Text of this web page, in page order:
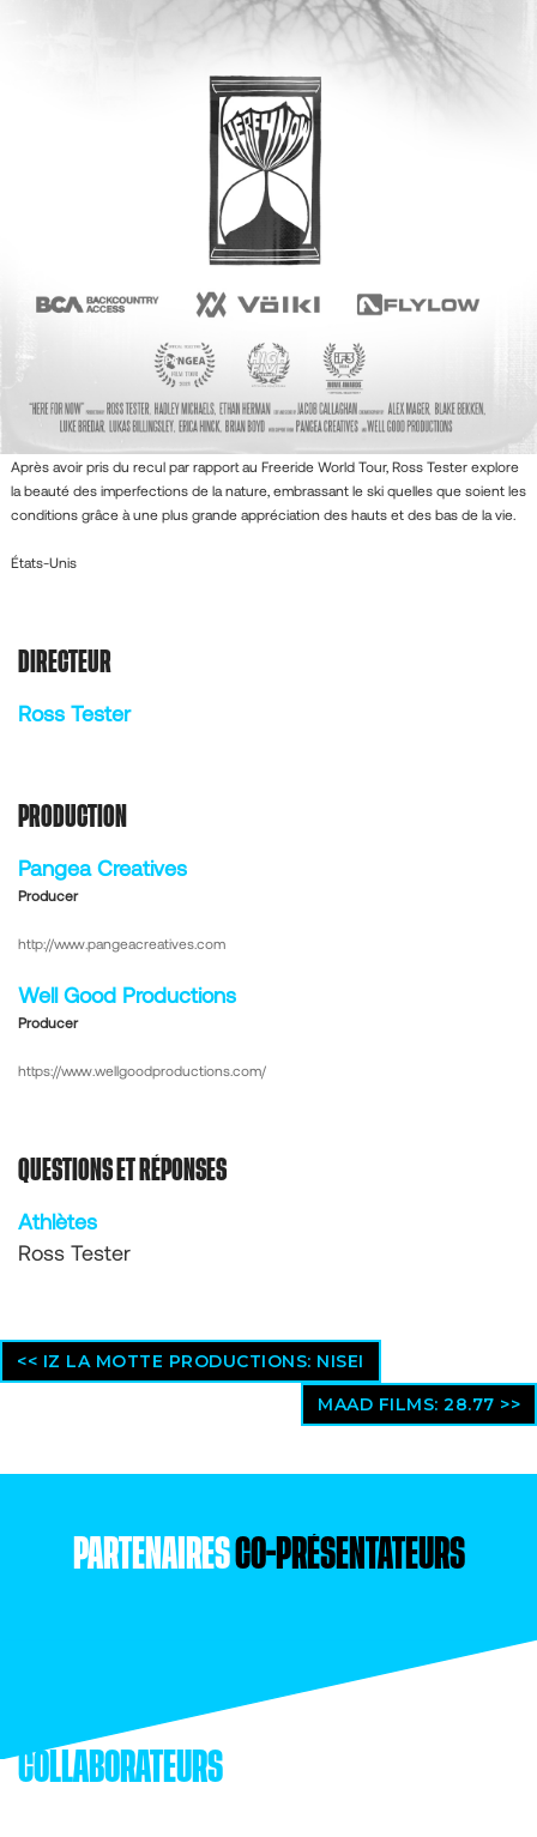
Après avoir pris du recul par rapport au Freeride World Tour, Ross Tester explore
la beauté des imperfections de la nature, embrassant le ski quelles que soient les
conditions grâce à une plus grande appréciation des hauts et des bas de la vie.
États-Unis
DIRECTEUR
Ross Tester
PRODUCTION
Pangea Creatives
Producer
http://www.pangeacreatives.com
Well Good Productions
Producer
https://www.wellgoodproductions.com/
QUESTIONS ET RÉPONSES
Athlètes
Ross Tester
<< IZ LA MOTTE PRODUCTIONS: NISEI
MAAD FILMS: 28.77 >>
PARTENAIRESCO-PRÉSENTATEURS
COLLABORATEURS